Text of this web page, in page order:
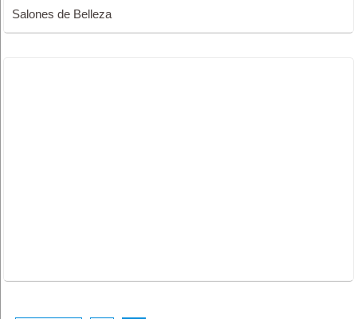
Salones de Belleza